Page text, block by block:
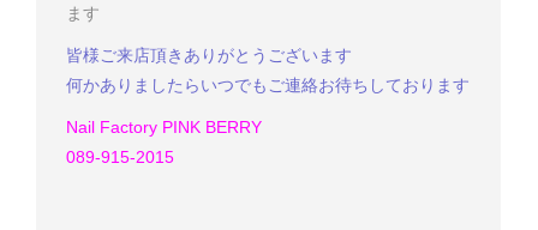
ます
皆様ご来店頂きありがとうございます
何かありましたらいつでもご連絡お待ちしております
Nail Factory PINK BERRY
089-915-2015